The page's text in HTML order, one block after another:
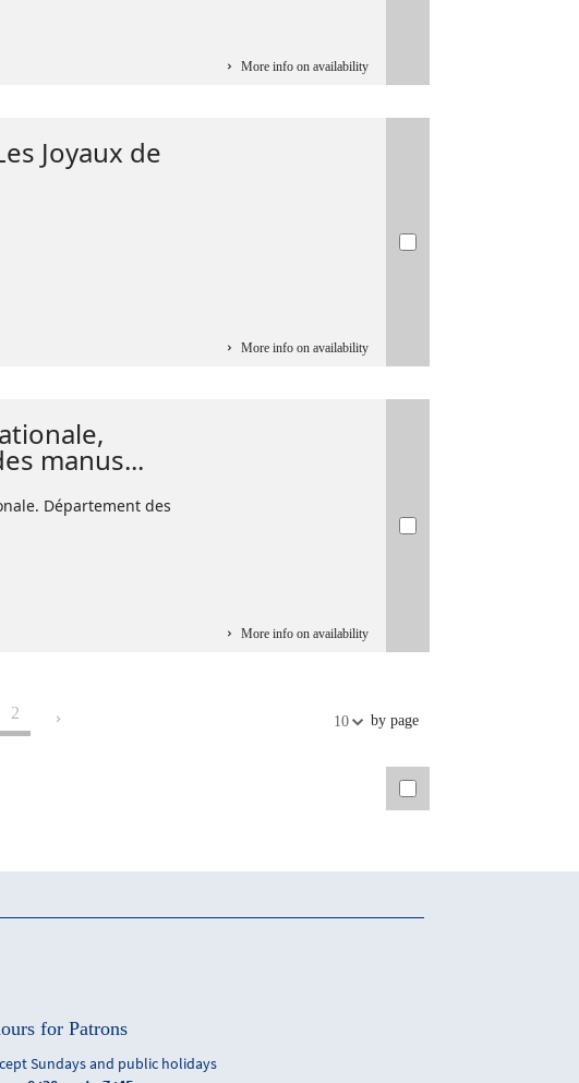
More info on availability
Joyaux de
More info on availability
manus...
Département des
More info on availability
2 10 by page
for Patrons
Sundays and public holidays